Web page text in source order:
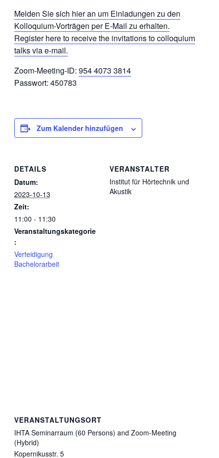
Melden Sie sich hier an um Einladungen zu den
Kolloquium-Vorträgen per E-Mail zu erhalten.
Register here to receive the invitations to colloquium
talks via e-mail.
Zoom-Meeting-ID: 954 4073 3814
Passwort: 450783
Zum Kalender hinzufügen
DETAILS
Datum:
2023-10-13
Zeit:
11:00 - 11:30
Veranstaltungskategorie
:
Verteidigung
Bachelorarbeit
VERANSTALTER
Institut für Hörtechnik und
Akustik
VERANSTALTUNGSORT
IHTA Seminarraum (60 Persons) and Zoom-Meeting
(Hybrid)
Kopernikusstr. 5